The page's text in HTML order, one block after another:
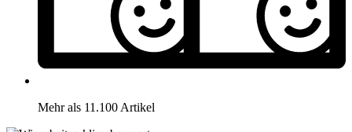
Mehr als 11.100 Artikel